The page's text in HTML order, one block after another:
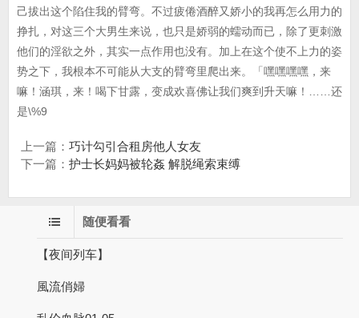
己拔出这个陷住我的臂弯。不过疲倦酒醉又娇小的我再怎么用力的
挣扎，对这三个大男生来说，也只是娇弱的蠕动而已，除了更刺激
他们的淫欲之外，其实一点作用也没有。加上在这个使不上力的姿
势之下，我根本不可能从大支的臂弯里爬出来。「嘿嘿嘿嘿，来
嘛！涵琪，来！喝下甘露，变成欢喜佛让我们爽到升天嘛！……还
是\%9
上一篇： 巧计勾引合租房他人女友
下一篇： 护士长妈妈被轮姦 解脱绳索束缚
随便看看
【夜间列车】
風流俏婦